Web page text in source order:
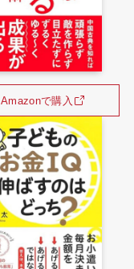
Amazonで購入